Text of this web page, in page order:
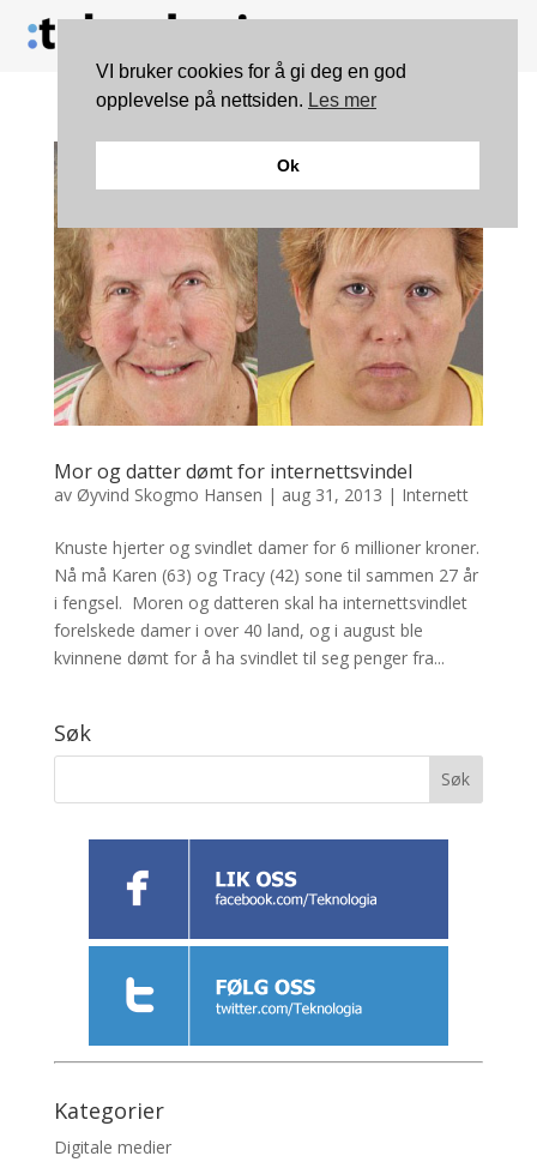
Mor og datter dømt for internettsvindel
av Øyvind Skogmo Hansen | aug 31, 2013 | Internett
Knuste hjerter og svindlet damer for 6 millioner kroner.
Nå må Karen (63) og Tracy (42) sone til sammen 27 år
i fengsel. Moren og datteren skal ha internettsvindlet
forelskede damer i over 40 land, og i august ble
kvinnene dømt for å ha svindlet til seg penger fra...
Søk
Kategorier
Digitale medier
VI bruker cookies for å gi deg en god
opplevelse på nettsiden. Les mer
Ok